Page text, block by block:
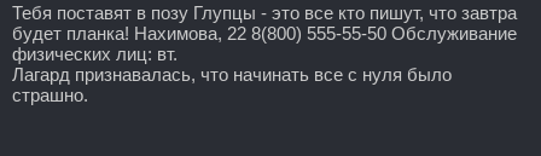
Тебя поставят в позу Глупцы - это все кто пишут, что завтра
будет планка! Нахимова, 22 8(800) 555-55-50 Обслуживание
физических лиц: вт.
Лагард признавалась, что начинать все с нуля было
страшно.